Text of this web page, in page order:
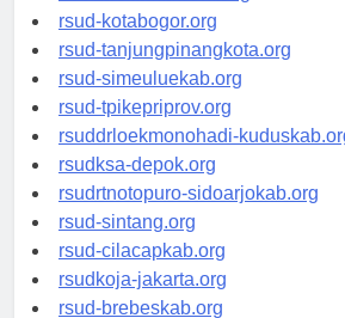
rsud-kotamakassar.org
rsud-kotabogor.org
rsud-tanjungpinangkota.org
rsud-simeuluekab.org
rsud-tpikepriprov.org
rsuddrloekmonohadi-kuduskab.org
rsudksa-depok.org
rsudrtnotopuro-sidoarjokab.org
rsud-sintang.org
rsud-cilacapkab.org
rsudkoja-jakarta.org